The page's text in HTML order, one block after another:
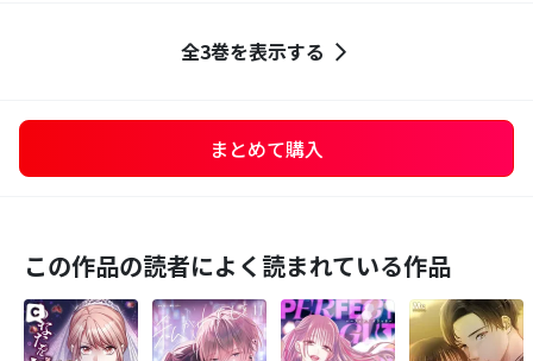
全3巻を表示する
まとめて購入
この作品の読者によく読まれている作品